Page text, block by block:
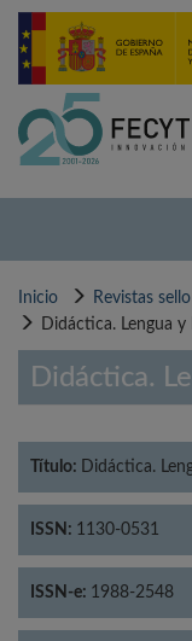
Pasar
contenido
Inicio
Revistas
Didáctica. Lengua y
Didáctica.
Título: Didáctica.
ISSN: 1130-0531
ISSN-e: 1988-2548